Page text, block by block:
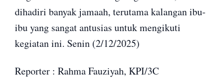
dihadiri banyak jamaah, terutama kalangan ibu-
ibu yang sangat antusias untuk mengikuti
kegiatan ini. Senin (2/12/2025)
Reporter : Rahma Fauziyah, KPI/3C